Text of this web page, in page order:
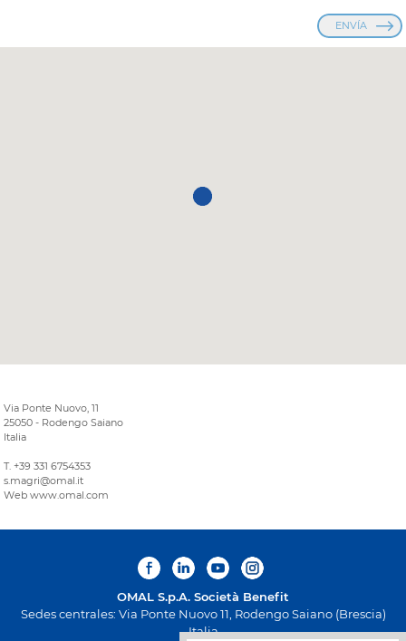
ENVÍA
Via Ponte Nuovo, 11
25050 - Rodengo Saiano
Italia
T. +39 331 6754353
s.magri@omal.it
Web www.omal.com
OMAL S.p.A. Società Benefit
Sedes centrales: Via Ponte Nuovo 11, Rodengo Saiano (Brescia)
Italia